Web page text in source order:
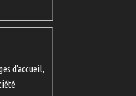
d'accueil,